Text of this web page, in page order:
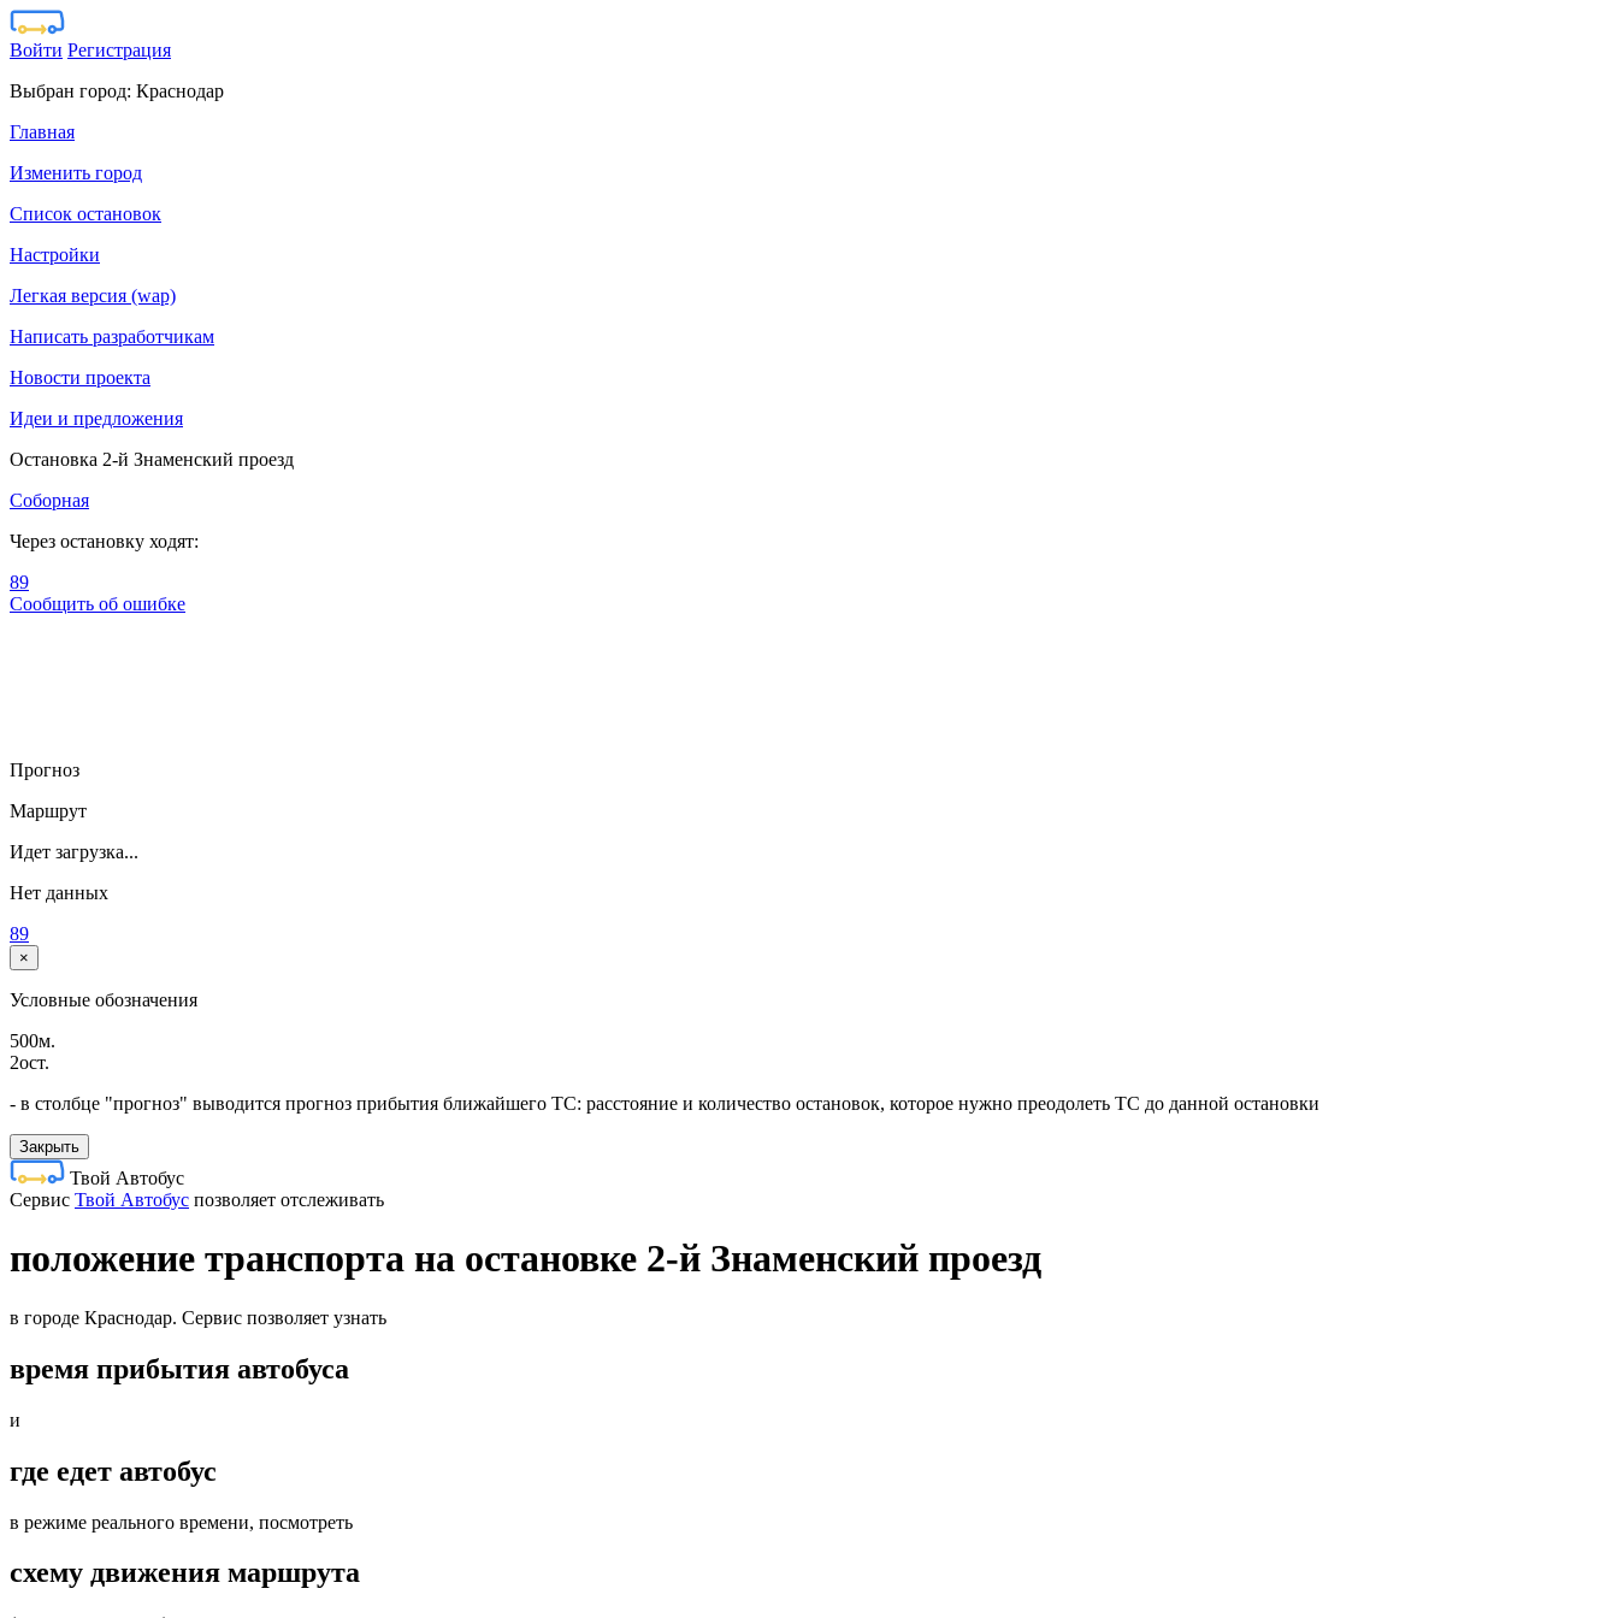
Войти Регистрация
Выбран город: Краснодар
Главная
Изменить город
Список остановок
Настройки
Легкая версия (wap)
Написать разработчикам
Новости проекта
Идеи и предложения
Остановка 2-й Знаменский проезд
Соборная
Через остановку ходят:
89
Сообщить об ошибке
Прогноз
Маршрут
Идет загрузка...
Нет данных
89
×
Условные обозначения
500м.
2ост.
- в столбце "прогноз" выводится прогноз прибытия ближайшего ТС: расстояние и количество остановок, которое нужно преодолеть ТС до данной остановки
Закрыть
Твой Автобус
Cервис Твой Автобус позволяет отслеживать
положение транспорта на остановке 2-й Знаменский проезд
в городе Краснодар. Сервис позволяет узнать
время прибытия автобуса
и
где едет автобус
в режиме реального времени, посмотреть
схему движения маршрута